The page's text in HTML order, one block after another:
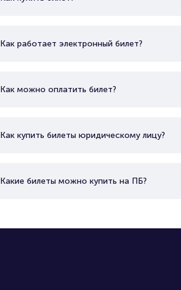
Как работает электронный билет?
Как можно оплатить билет?
Как купить билеты юридическому лицу?
Какие билеты можно купить на ПБ?